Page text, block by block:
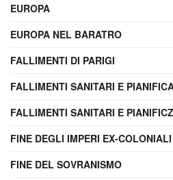
EUROPA
EUROPA NEL BARATRO
FALLIMENTI DI PARIGI
FALLIMENTI SANITARI E
FALLIMENTI SANITARI E
FINE DEGLI IMPERI EX-COLONIALI
FINE DEL SOVRANISMO